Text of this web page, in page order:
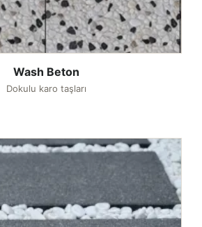
Wash Beton
Dokulu karo taşları